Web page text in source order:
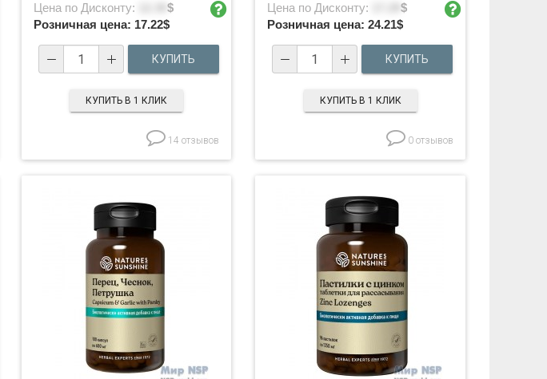
Цена по Дисконту:
$
Розничная цена: 17.22$
КУПИТЬ В 1 КЛИК
14 отзывов
Цена по Дисконту: 17.29$
Розничная цена:24.21$
КУПИТЬ В 1 КЛИК
0 отзывов